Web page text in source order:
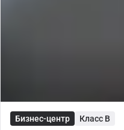
Бизнес-центр Класс B